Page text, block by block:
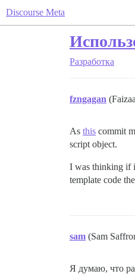
Discourse Meta
Разработка
fzngagan
As this commit
script object.
I was thinking if
template code
sam (Sam
Я думаю, что